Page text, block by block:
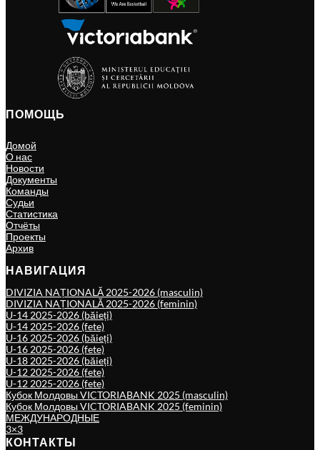
ПОМОЩЬ
Домой
О нас
Новости
Документы
Команды
Судьи
Статистика
Отчёты
Проекты
Архив
НАВИГАЦИЯ
DIVIZIA NAȚIONALĂ 2025-2026 (masculin)
DIVIZIA NAȚIONALĂ 2025-2026 (feminin)
U-14 2025-2026 (băieți)
U-14 2025-2026 (fete)
U-16 2025-2026 (băieți)
U-16 2025-2026 (fete)
U-18 2025-2026 (băieți)
U-12 2025-2026 (fete)
U-12 2025-2026 (fete)
Кубок Молдовы VICTORIABANK 2025 (masculin)
Кубок Молдовы VICTORIABANK 2025 (feminin)
МЕЖДУНАРОДНЫЕ
3×3
КОНТАКТЫ